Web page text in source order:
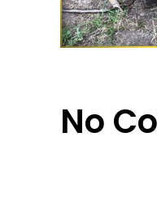
No